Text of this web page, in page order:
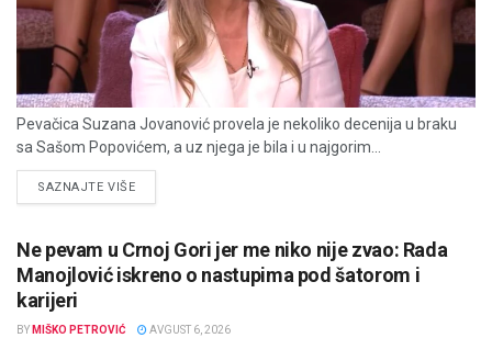
Pevačica Suzana Jovanović provela je nekoliko decenija u braku
sa Sašom Popovićem, a uz njega je bila i u najgorim...
SAZNAJTE VIŠEDETAILS
Ne pevam u Crnoj Gori jer me niko nije zvao: Rada
Manojlović iskreno o nastupima pod šatorom i
karijeri
BY MIŠKO PETROVIĆ AVGUST 6, 2026